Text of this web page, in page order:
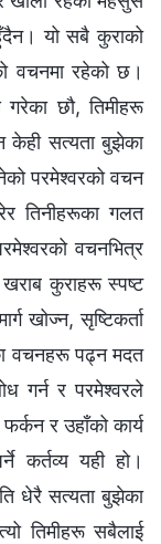
यो सबै कुराको
वचनमा रहेको छ।
गरेका छौ, तिमीहरू
सत्यता बुझेका
परमेश्‍वरको वचन
तिनीहरूका गलत
वचनभित्र
कुराहरू स्पष्ट
खोज्न, सृष्टिकर्ता
वचनहरू पढ्न मदत
गर्न र परमेश्‍वरले
र उहाँको कार्य
कर्तव्य यही हो।
धेरै सत्यता बुझेका
तिमीहरू सबैलाई